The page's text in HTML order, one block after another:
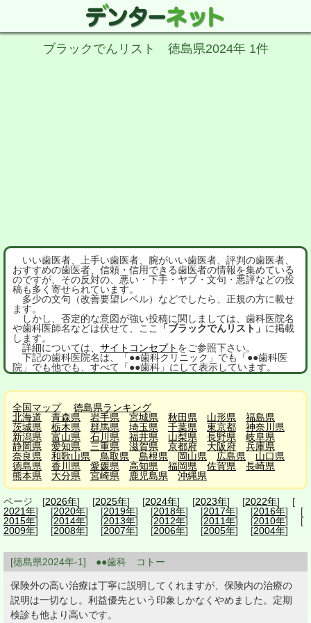
ブラックでんリスト 徳島県2024年 1件
いい歯医者、上手い歯医者、腕がいい歯医者、評判の歯医者、
おすすめの歯医者、信頼・信用できる歯医者の情報を集めている
のですが、その反対の、悪い・下手・ヤブ・文句・悪評などの投
稿も多く寄せられています。
多少の文句（改善要望レベル）などでしたら、正規の方に載せ
ます。
しかし、否定的な意図が強い投稿に関しましては、歯科医院名
や歯科医師名などは伏せて、ここ
「ブラックでんリスト」 に掲載
します。
詳細については、 サイトコンセプト をご参照下さい。
下記の歯科医院名は、「●●歯科クリニック」でも「●●歯科医
院」でも他でも、すべて「●●歯科」にして表示しています。
全国マップ
徳島県ランキング
北海道
青森県 岩手県 宮城県 秋田県 山形県
福島県
茨城県
栃木県 群馬県 埼玉県 千葉県 東京都
神奈川県
新潟県
富山県 石川県 福井県 山梨県 長野県
岐阜県
静岡県
愛知県 三重県 滋賀県 京都府 大阪府
兵庫県
奈良県
和歌山県 鳥取県 島根県 岡山県 広島県
山口県
徳島県
香川県 愛媛県 高知県 福岡県 佐賀県
長崎県
熊本県
大分県 宮崎県 鹿児島県 沖縄県
ページ [2026年] [2025年] [2024年] [2023年] [2022年] [
2021年] [2020年] [2019年] [2018年] [2017年] [2016年] [
2015年] [2014年] [2013年] [2012年] [2011年] [2010年] [
2009年] [2008年] [2007年] [2006年] [2005年] [2004年]
[徳島県2024年-1] ●●歯科 コトー
保険外の高い治療は丁寧に説明してくれますが、保険内の治療の
説明は一切なし。利益優先という印象しかなくやめました。定期
検診も他より高いです。